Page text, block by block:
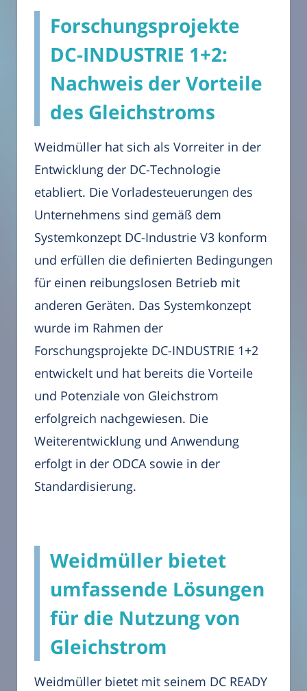
Forschungsprojekte
DC-INDUSTRIE 1+2:
Nachweis der Vorteile
des Gleichstroms
Weidmüller hat sich als Vorreiter in der
Entwicklung der DC-Technologie
etabliert. Die Vorladesteuerungen des
Unternehmens sind gemäß dem
Systemkonzept DC-Industrie V3 konform
und erfüllen die definierten Bedingungen
für einen reibungslosen Betrieb mit
anderen Geräten. Das Systemkonzept
wurde im Rahmen der
Forschungsprojekte DC-INDUSTRIE 1+2
entwickelt und hat bereits die Vorteile
und Potenziale von Gleichstrom
erfolgreich nachgewiesen. Die
Weiterentwicklung und Anwendung
erfolgt in der ODCA sowie in der
Standardisierung.
Weidmüller bietet
umfassende Lösungen
für die Nutzung von
Gleichstrom
Weidmüller bietet mit seinem DC READY